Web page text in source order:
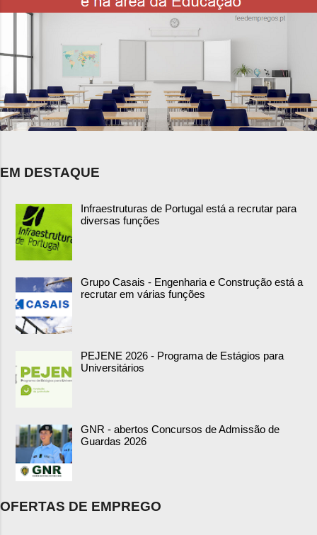
EM DESTAQUE
Infraestruturas de Portugal está a recrutar para
diversas funções
Grupo Casais - Engenharia e Construção está a
recrutar em várias funções
PEJENE 2026 - Programa de Estágios para
Universitários
GNR - abertos Concursos de Admissão de
Guardas 2026
OFERTAS DE EMPREGO